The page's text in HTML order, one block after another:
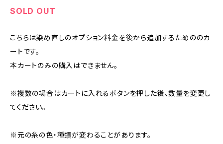
SOLD OUT
こちらは染め直しのオプション料金を後から追加するためののカ
ートです。
本カートのみの購入はできません。
※複数の場合はカートに入れるボタンを押した後、数量を変更し
てください。
※元の糸の色・種類が変わることがあります。